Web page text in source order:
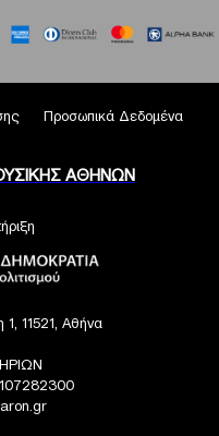
Προσωπικά Δεδομένα
ΑΘΗΝΩΝ
11521, Αθήνα